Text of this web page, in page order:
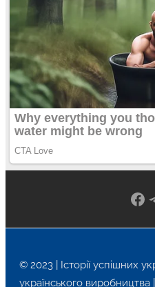
© 2023 | Історії успішних
українського виробництва